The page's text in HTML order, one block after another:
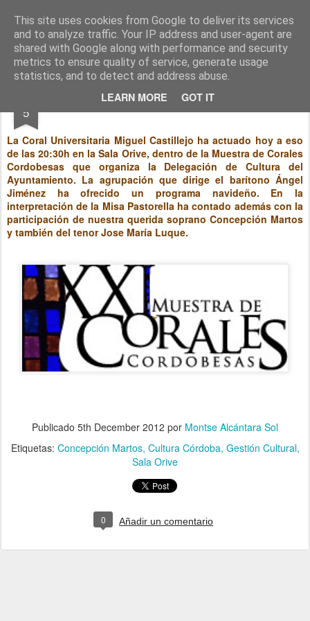
This site uses cookies from Google to deliver its services
and to analyze traffic. Your IP address and user-agent are
shared with Google along with performance and security
metrics to ensure quality of service, generate usage
statistics, and to detect and address abuse.
LEARN MORE GOT IT
entreCulturas Gestión Cultural
Pages
5 Muestra de Corales Cordobesas
La Coral Universitaria Miguel Castillejo ha actuado hoy a eso
de las 20:30h en la Sala Orive, dentro de la Muestra de Corales
Cordobesas que organiza la Delegación de Cultura del
Ayuntamiento. La agrupación que dirige el barítono Ángel
Jiménez ha ofrecido un programa navideño. En la
interpretación de la Misa Pastorella ha contado además con la
participación de nuestra querida soprano Concepción Martos
y también del tenor Jose María Luque.
Publicado 5th December 2012 por Montse Alcántara Sol
Etiquetas: Concepción Martos Cultura Córdoba Gestión Cultural
Sala Orive
0 Añadir un comentario